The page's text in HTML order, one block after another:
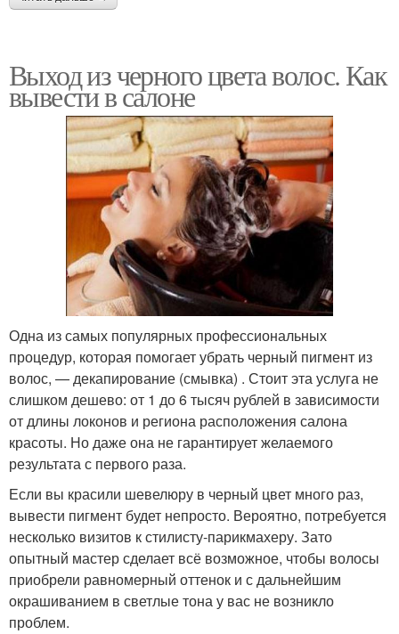
Выход из черного цвета волос. Как
вывести в салоне
Одна из самых популярных профессиональных
процедур, которая помогает убрать черный пигмент из
волос, — декапирование (смывка) . Стоит эта услуга не
слишком дешево: от 1 до 6 тысяч рублей в зависимости
от длины локонов и региона расположения салона
красоты. Но даже она не гарантирует желаемого
результата с первого раза.
Если вы красили шевелюру в черный цвет много раз,
вывести пигмент будет непросто. Вероятно, потребуется
несколько визитов к стилисту-парикмахеру. Зато
опытный мастер сделает всё возможное, чтобы волосы
приобрели равномерный оттенок и с дальнейшим
окрашиванием в светлые тона у вас не возникло
проблем.